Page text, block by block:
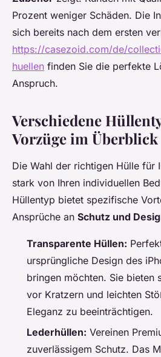
Prozent weniger Schäden. Die
sich bereits nach dem ersten
https://casezoid.com/de/
huellen finden Sie die perfekte
Anspruch.
Verschiedene
Vorzüge im Überblick
Die Wahl der richtigen Hülle für
stark von Ihren individuellen
Hüllentyp bietet spezifische
Ansprüche an Schutz und
Transparente Hüllen:
ursprüngliche Design des
bringen möchten. Sie bieten
vor Kratzern und leichten
Eleganz zu beeinträchtigen.
Lederhüllen: Vereinen
zuverlässigem Schutz. Das